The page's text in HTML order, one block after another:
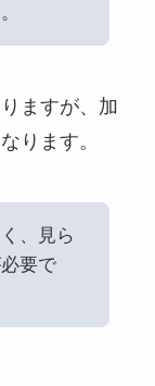
ますが、加
ります。
、見ら
要で